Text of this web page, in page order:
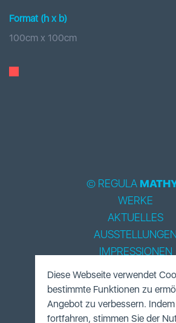
Format (h x b)
100cm x 100cm
© REGULA
WERKE
AKTUELLES
AUSSTELLUNGEN
IMPRESSIONEN
BIOGRAPHIE
LITERATUR
ACCESSOIRES
FUNDUS
Diese Webseite verwendet
bestimmte Funktionen zu
Angebot zu verbessern. Indem
fortfahren, stimmen Sie der